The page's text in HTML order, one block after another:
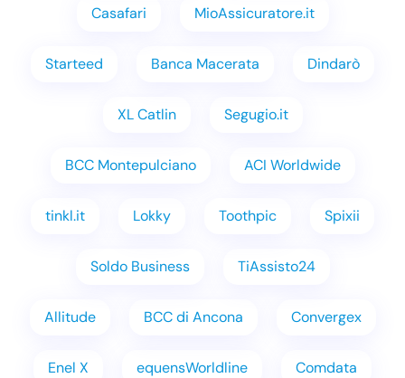
Casafari MioAssicuratore.it
Starteed Banca Macerata Dindarò
XL Catlin Segugio.it
BCC Montepulciano ACI Worldwide
tinkl.it Lokky Toothpic Spixii
Soldo Business TiAssisto24
Allitude BCC di Ancona Convergex
Enel X equensWorldline Comdata